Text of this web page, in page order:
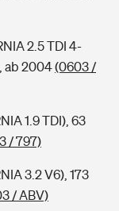
2.5 TDI 4-
ab 2004(0603 /
1.9 TDI), 63
/ 797)
3.2 V6), 173
/ ABV)